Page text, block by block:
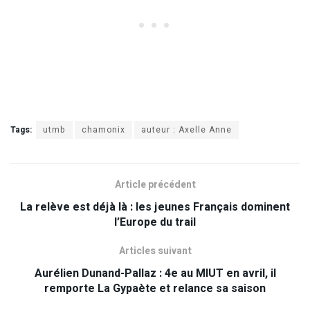
Tags: utmb chamonix auteur : Axelle Anne
Article précédent
La relève est déjà là : les jeunes Français dominent
l’Europe du trail
Articles suivant
Aurélien Dunand-Pallaz : 4e au MIUT en avril, il
remporte La Gypaète et relance sa saison